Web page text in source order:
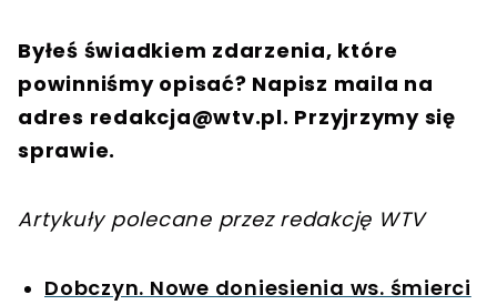
Byłeś świadkiem zdarzenia, które
powinniśmy opisać? Napisz maila na
adres redakcja@wtv.pl. Przyjrzymy się
sprawie.
Artykuły polecane przez redakcję WTV
Dobczyn. Nowe doniesienia ws. śmierci